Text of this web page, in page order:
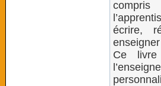
écrire,
Ce